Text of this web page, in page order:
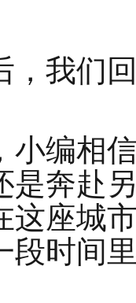
，我们
小编相
是奔赴
这座城
段时间